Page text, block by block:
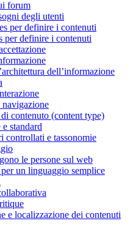
forum
degli utenti
per definire i contenuti
per definire i contenuti
dell’informazione
contenuto (content type)
standard
controllati e tassonomie
le persone sul web
un linguaggio semplice
e localizzazione dei contenuti